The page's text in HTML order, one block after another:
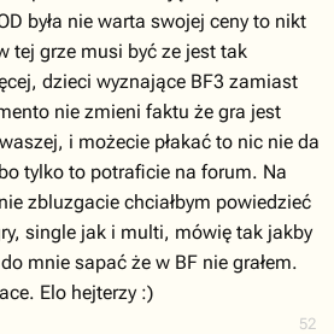
52
była nie warta swojej ceny to nikt
tej grze musi być ze jest tak
dzieci wyznające BF3 zamiast
nie zmieni faktu że gra jest
i możecie płakać to nic nie da
tylko to potraficie na forum. Na
zbluzgacie chciałbym powiedzieć
single jak i multi, mówię tak jakby
mnie sapać że w BF nie grałem.
Elo hejterzy :)